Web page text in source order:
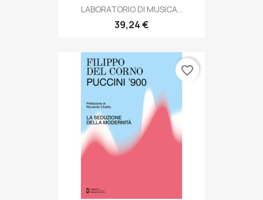
LABORATORIO DI MUSICA...
39,24 €
favorite_border